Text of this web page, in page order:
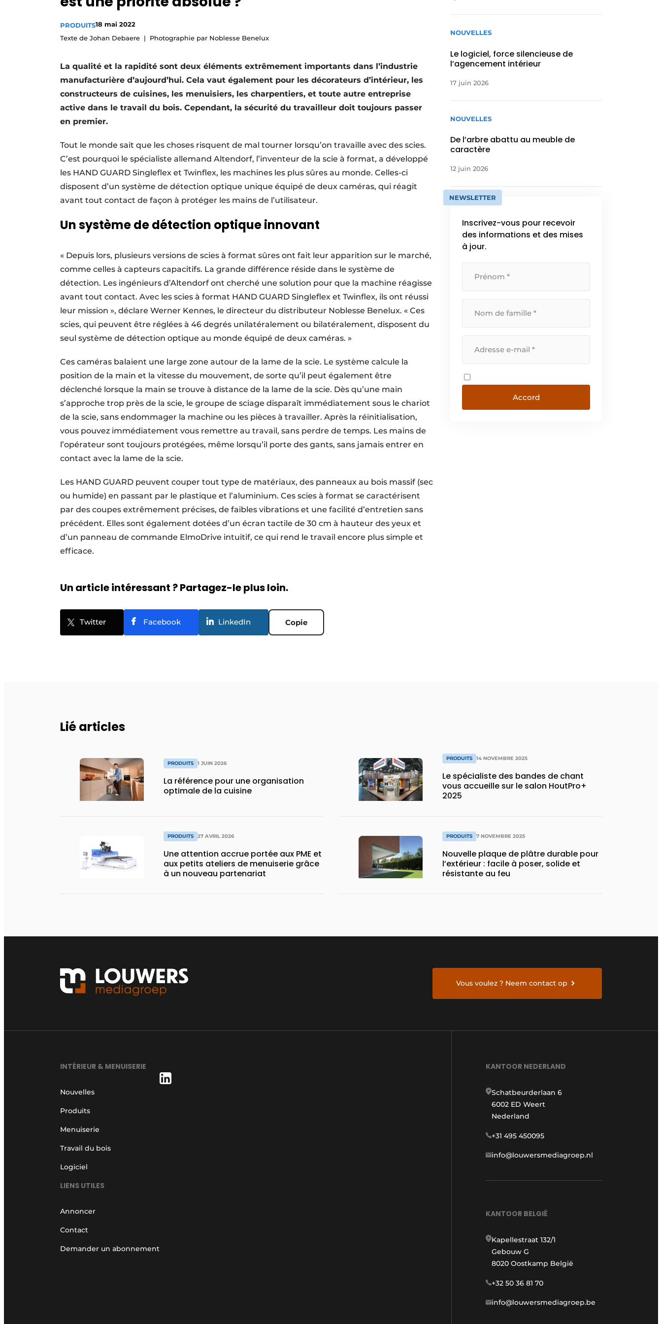
Podcasts
Privacy / Cookie statement
S’inscrire à l’événement
S’inscrire
S’inscrire
Termes et conditions
Video’s
PRODUITS18 mai 2022
Texte de Johan Debaere
Photographie par Noblesse Benelux
La qualité et la rapidité sont deux éléments extrêmement importants dans l’industrie
manufacturière d’aujourd’hui. Cela vaut également pour les décorateurs d’intérieur, les
constructeurs de cuisines, les menuisiers, les charpentiers, et toute autre entreprise
active dans le travail du bois. Cependant, la sécurité du travailleur doit toujours passer
en premier.
Tout le monde sait que les choses risquent de mal tourner lorsqu’on travaille avec des scies.
C’est pourquoi le spécialiste allemand Altendorf, l’inventeur de la scie à format, a développé
les HAND GUARD Singleflex et Twinflex, les machines les plus sûres au monde. Celles-ci
disposent d’un système de détection optique unique équipé de deux caméras, qui réagit
avant tout contact de façon à protéger les mains de l’utilisateur.
Un système de détection optique innovant
« Depuis lors, plusieurs versions de scies à format sûres ont fait leur apparition sur le marché,
comme celles à capteurs capacitifs. La grande différence réside dans le système de
détection. Les ingénieurs d’Altendorf ont cherché une solution pour que la machine réagisse
avant tout contact. Avec les scies à format HAND GUARD Singleflex et Twinflex, ils ont réussi
leur mission », déclare Werner Kennes, le directeur du distributeur Noblesse Benelux. « Ces
scies, qui peuvent être réglées à 46 degrés unilatéralement ou bilatéralement, disposent du
seul système de détection optique au monde équipé de deux caméras. »
Ces caméras balaient une large zone autour de la lame de la scie. Le système calcule la
position de la main et la vitesse du mouvement, de sorte qu’il peut également être
déclenché lorsque la main se trouve à distance de la lame de la scie. Dès qu’une main
s’approche trop près de la scie, le groupe de sciage disparaît immédiatement sous le chariot
de la scie, sans endommager la machine ou les pièces à travailler. Après la réinitialisation,
vous pouvez immédiatement vous remettre au travail, sans perdre de temps. Les mains de
l’opérateur sont toujours protégées, même lorsqu’il porte des gants, sans jamais entrer en
contact avec la lame de la scie.
Les HAND GUARD peuvent couper tout type de matériaux, des panneaux au bois massif (sec
ou humide) en passant par le plastique et l’aluminium. Ces scies à format se caractérisent
par des coupes extrêmement précises, de faibles vibrations et une facilité d’entretien sans
précédent. Elles sont également dotées d’un écran tactile de 30 cm à hauteur des yeux et
d’un panneau de commande ElmoDrive intuitif, ce qui rend le travail encore plus simple et
efficace.
Un article intéressant ? Partagez-le plus loin.
Twitter Facebook LinkedIn Copie
NOUVELLES
Le logiciel, force silencieuse de
l’agencement intérieur
17 juin 2026
NOUVELLES
De l’arbre abattu au meuble de
caractère
12 juin 2026
NEWSLETTER
Inscrivez-vous pour recevoir
des informations et des mises
à jour.
Accord
Lié articles
PRODUITS 1 JUIN 2026
La référence pour une organisation
optimale de la cuisine
PRODUITS 27 AVRIL 2026
Une attention accrue portée aux PME et
aux petits ateliers de menuiserie grâce
à un nouveau partenariat
PRODUITS 14 NOVEMBRE 2025
Le spécialiste des bandes de chant
vous accueille sur le salon HoutPro+
2025
PRODUITS 7 NOVEMBRE 2025
Nouvelle plaque de plâtre durable pour
l’extérieur : facile à poser, solide et
résistante au feu
Vous voulez ? Neem contact op
INTÉRIEUR & MENUISERIE
Nouvelles
Produits
Menuiserie
Travail du bois
Logiciel
LIENS UTILES
Annoncer
Contact
Demander un abonnement
KANTOOR NEDERLAND
Schatbeurderlaan 6
6002 ED Weert
Nederland
+31 495 450095
info@louwersmediagroep.nl
KANTOOR BELGIË
Kapellestraat 132/1
Gebouw G
8020 Oostkamp België
+32 50 36 81 70
info@louwersmediagroep.be